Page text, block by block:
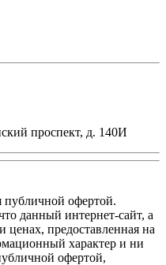
проспект, д. 140И
публичной офертой.
данный интернет-сайт, а
ценах, предоставленная на
характер и ни
офертой,